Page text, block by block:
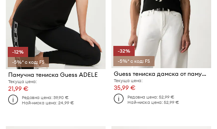
-12%
-5%* с код: FS
Памучна тениска Guess ADELE
Текуща цена:
21,99 €
Редовна цена:39,90 €
Най-ниска цена:24,99 €
-32%
-5%* с код: FS
Guess тениска дамска от памук MARILYN MONROE
Текуща цена:
35,99 €
Редовна цена:52,99 €
Най-ниска цена:52,99 €